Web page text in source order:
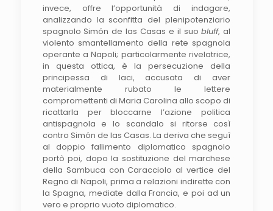
invece, offre l’opportunità di indagare,
analizzando la sconfitta del plenipotenziario
spagnolo Simón de las Casas e il suobluff, al
violento smantellamento della rete spagnola
operante a Napoli; particolarmente rivelatrice,
in questa ottica, è la persecuzione della
principessa di Iaci, accusata di aver
materialmente rubato le lettere
compromettenti di Maria Carolina allo scopo di
ricattarla per bloccarne l’azione politica
antispagnola e lo scandalo si ritorse così
contro Simón de las Casas. La deriva che seguì
al doppio fallimento diplomatico spagnolo
portò poi, dopo la sostituzione del marchese
della Sambuca con Caracciolo al vertice del
Regno di Napoli, prima a relazioni indirette con
la Spagna, mediate dalla Francia, e poi ad un
vero e proprio vuoto diplomatico.